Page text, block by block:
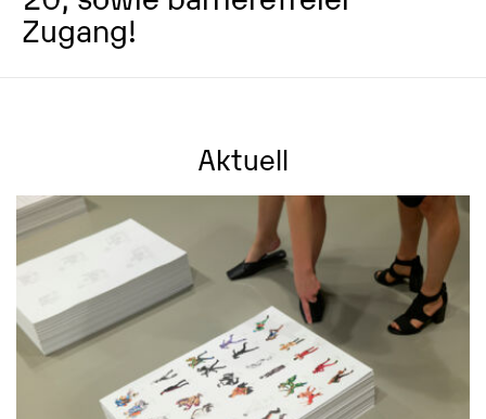
Zugang!
Aktuell